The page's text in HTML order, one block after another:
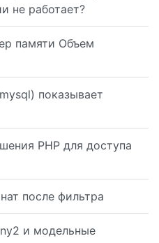
не работает?
памяти Объем
показывает
PHP для доступа
после фильтра
и модельные